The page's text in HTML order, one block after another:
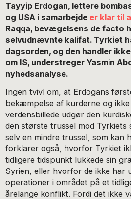
Tayyip Erdogan, lettere
og USA i samarbejde er klar til
Raqqa, bevægelsens de facto
selvudnævnte kalifat. Tyrkiet
dagsorden, og den handler
om IS, understreger Yasmin
nyhedsanalyse.
Ingen tvivl om, at Erdogans
bekæmpelse af kurderne og ikke
verdensbillede udgør den
den største trussel mod Tyrkiets
selv en mindre trussel, som kan
forklarer også, hvorfor Tyrkiet
tidligere tidspunkt lukkede sin
Syrien, eller hvorfor de ikke har
operationer i området på et
årelange konflikt. Fordi det ikke